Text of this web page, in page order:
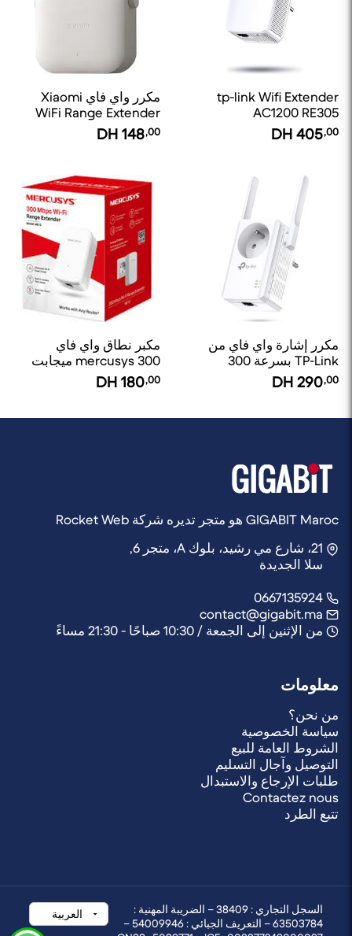
tp-link Wifi Extender
AC1200 RE305
405,00
مكرر واي فاي Xiaomi
WiFi Range Extender
N300
148,00
مكرر إشارة واي فاي من
TP-Link بسرعة 300
ميجابت في الثانية مع
290,00
مكبر نطاق واي فاي
mercusys 300 ميجابت
في الثانية ME10
180,00
GIGABIT Maroc هو متجر تديره شركة Rocket Web
21، شارع مي رشيد، بلوك A، متجر 6,
سلا الجديدة
من الإثنين إلى الجمعة / 10:30 صباحًا - 21:30 مساءً
معلومات
من نحن؟
سياسة الخصوصية
الشروط العامة للبيع
التوصيل وآجال التسليم
طلبات الإرجاع والاستبدال
Contactez nous
تتبع الطرد
السجل التجاري : 38409 – الضريبة المهنية :
63503784 – التعريف الجبائي : 54009946 –